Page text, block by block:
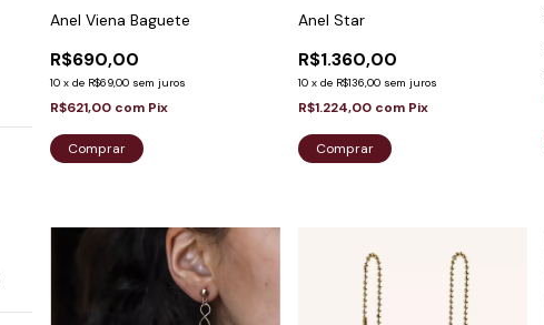
Anel Viena Baguete
R$690,00
10 xde R$69,00 sem juros
R$621,00 com Pix
Comprar
Anel Star
R$1.360,00
10 x de R$136,00 sem juros
R$1.224,00 com Pix
Comprar